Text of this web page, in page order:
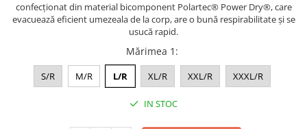
confecționat din material bicomponent Polartec®️ Power Dry®️, care
evacuează eficient umezeala de la corp, are o bună respirabilitate și se
usucă rapid.
Mărimea 1 :
S/R M/R L/R XL/R XXL/R XXXL/R
IN STOC